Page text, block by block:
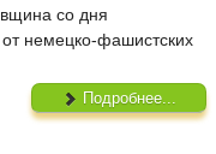
со дня
немецко-фашистских
Подробнее...